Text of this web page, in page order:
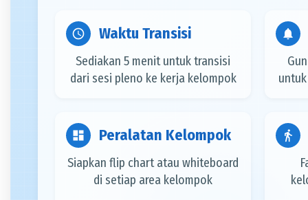
schedule Waktu Transisi
Sediakan 5 menit untuk transisi
dari sesi pleno ke kerja kelompok
notifications
dashboard Peralatan Kelompok
Siapkan flip chart atau whiteboard
di setiap area kelompok
directions_walk